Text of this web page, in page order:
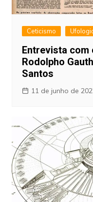
Ceticismo
Entrevista
Rodolpho
Santos
11 de junho de